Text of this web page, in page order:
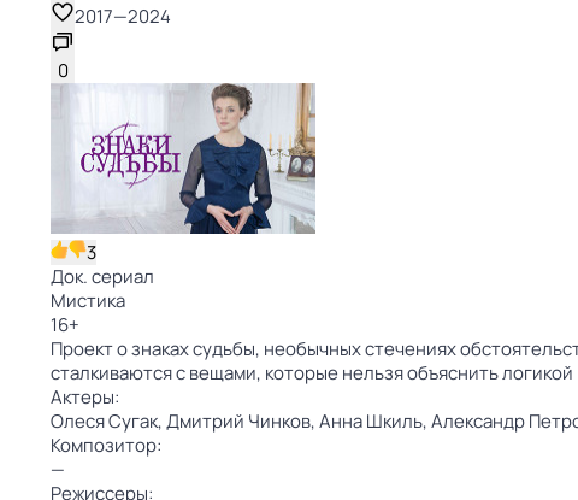
2017—2024
0
3
Док. сериал
Мистика
16+
Проект о знаках судьбы, необычных стечениях
сталкиваются с вещами, которые нельзя объяснить логикой
Актеры:
Олеся Сугак,Дмитрий Чинков,Анна Шкиль,Александр
Композитор:
—
Режиссеры: